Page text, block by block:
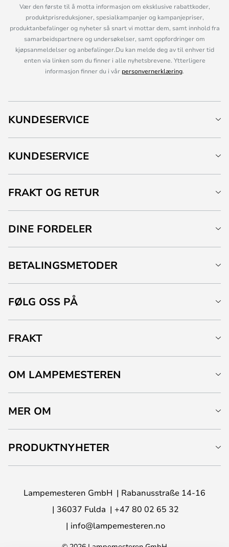
Vær den første til å motta informasjon om eksklusive rabattkoder,
produktprisreduksjoner, spesialkampanjer og kampanjepriser,
produktanbefalinger og nyheter så snart vi mottar dem, samt innhold fra
samarbeidspartnere og undersøkelser, samt oppfordringer om
kjøpsanmeldelser og anbefalinger.Du kan melde deg av til enhver tid
enten via linken som du finner i alle nyhetsbrevene. Ytterligere
informasjon finner du i vår personvernerklæring.
KUNDESERVICE
KUNDESERVICE
FRAKT OG RETUR
DINE FORDELER
BETALINGSMETODER
FØLG OSS PÅ
FRAKT
OM LAMPEMESTEREN
MER OM
PRODUKTNYHETER
Lampemesteren GmbH
Rabanusstraße 14-16
36037 Fulda
+47 80 02 65 32
info@lampemesteren.no